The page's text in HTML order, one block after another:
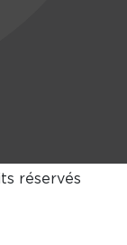
réservés